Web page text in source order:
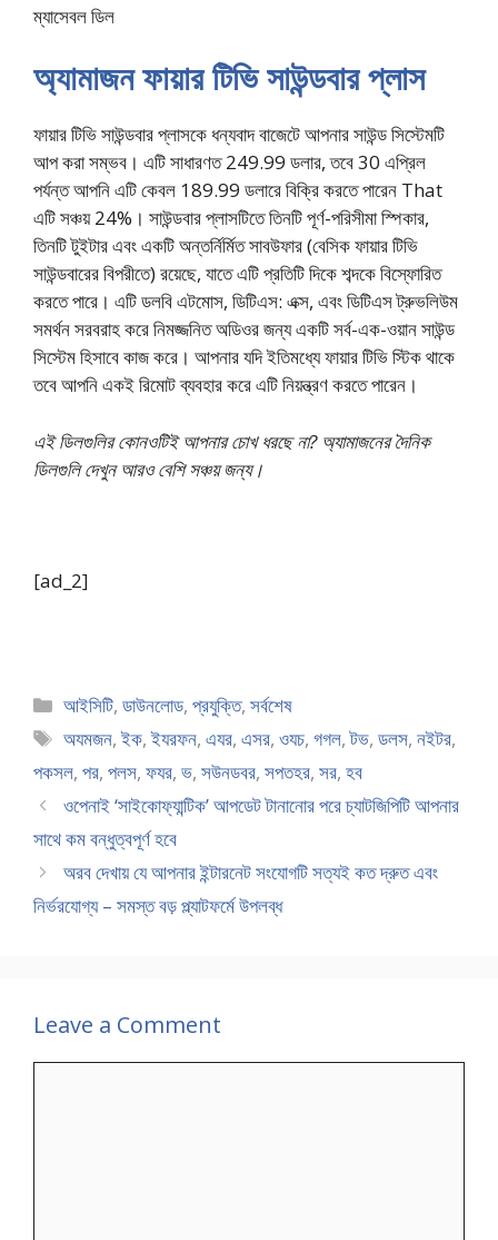
ম্যাসেবল ডিল
অ্যামাজন ফায়ার টিভি সাউন্ডবার প্লাস
ফায়ার টিভি সাউন্ডবার প্লাসকে ধন্যবাদ বাজেটে আপনার সাউন্ড সিস্টেমটি
আপ করা সম্ভব। এটি সাধারণত 249.99 ডলার, তবে 30 এপ্রিল
পর্যন্ত আপনি এটি কেবল 189.99 ডলারে বিক্রি করতে পারেন That
এটি সঞ্চয় 24%। সাউন্ডবার প্লাসটিতে তিনটি পূর্ণ-পরিসীমা স্পিকার,
তিনটি টুইটার এবং একটি অন্তর্নির্মিত সাবউফার (বেসিক ফায়ার টিভি
সাউন্ডবারের বিপরীতে) রয়েছে, যাতে এটি প্রতিটি দিকে শব্দকে বিস্ফোরিত
করতে পারে। এটি ডলবি এটমোস, ডিটিএস: এক্স, এবং ডিটিএস ট্রুভলিউম
সমর্থন সরবরাহ করে নিমজ্জনিত অডিওর জন্য একটি সর্ব-এক-ওয়ান সাউন্ড
সিস্টেম হিসাবে কাজ করে। আপনার যদি ইতিমধ্যে ফায়ার টিভি স্টিক থাকে
তবে আপনি একই রিমোট ব্যবহার করে এটি নিয়ন্ত্রণ করতে পারেন।
এই ডিলগুলির কোনওটিই আপনার চোখ ধরছে না? অ্যামাজনের দৈনিক
ডিলগুলি দেখুনআরও বেশি সঞ্চয় জন্য।
[ad_2]
Categories
আইসিটি,ডাউনলোড,প্রযুক্তি,সর্বশেষ
Tags
অযমজন,ইক,ইযরফন,এযর,এসর,ওযচ,গগল,টভ,ডলস,নইটর,
পকসল, পর, পলস, ফযর, ভ, সউনডবর, সপতহর, সর, হব
ওপেনাই ‘সাইকোফ্যান্টিক’ আপডেট টানানোর পরে চ্যাটজিপিটি আপনার
সাথে কম বন্ধুত্বপূর্ণ হবে
অরব দেখায় যে আপনার ইন্টারনেট সংযোগটি সত্যই কত দ্রুত এবং
নির্ভরযোগ্য – সমস্ত বড় প্ল্যাটফর্মে উপলব্ধ
Leave a Comment